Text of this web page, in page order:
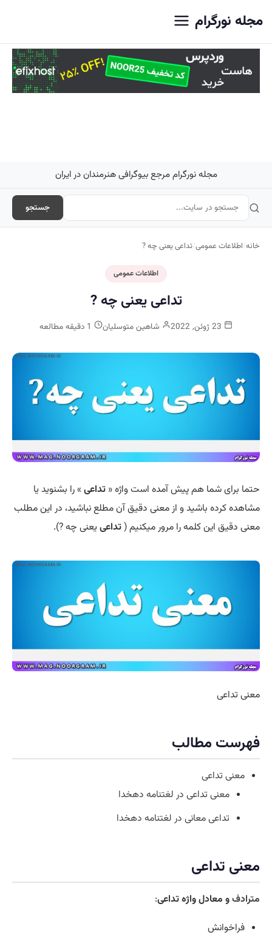
مجله نورگرام
مجله نورگرام مرجع بیوگرافی هنرمندان در ایران
جستجو
خانه/اطلاعات عمومی/تداعی یعنی چه ?
اطلاعات عمومی
تداعی یعنی چه ?
شاهین متوسلیان
حتما برای شما هم پیش آمده است واژه « تداعی » را بشنوید یا
مشاهده کرده باشید و از معنی دقیق آن مطلع نباشید، در این مطلب
معنی دقیق این کلمه را مرور میکنیم (تداعییعنی چه ?).
معنی تداعی
فهرست مطالب
معنی تداعی
معنی تداعی در لغتنامه دهخدا
تداعی معانی در لغتنامه دهخدا
معنی تداعی
مترادفو معادل واژه تداعی:
فراخوانش